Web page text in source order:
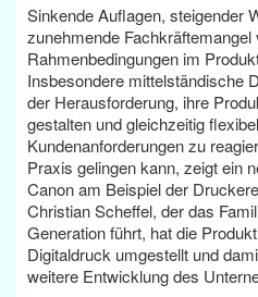
Sinkende Auflagen, steigender
zunehmende Fachkräftemangel
Rahmenbedingungen im
Insbesondere mittelständische
der Herausforderung, ihre
gestalten und gleichzeitig
Kundenanforderungen zu
Praxis gelingen kann, zeigt ein
Canon am Beispiel der
Christian Scheffel, der das
Generation führt, hat die
Digitaldruck umgestellt und
weitere Entwicklung des